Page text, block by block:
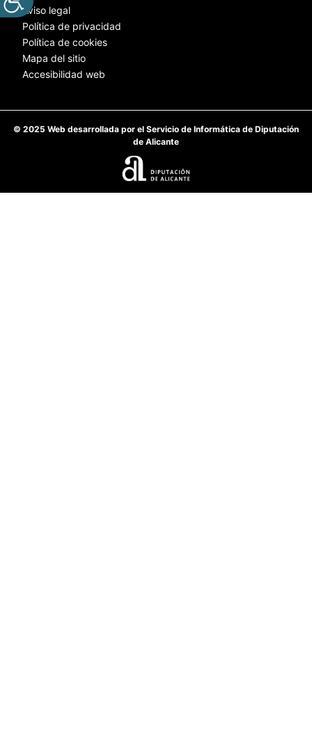
Aviso legal
Política de privacidad
Política de cookies
Mapa del sitio
Accesibilidad web
© 2025 Web desarrollada por el Servicio de Informática de Diputación
de Alicante